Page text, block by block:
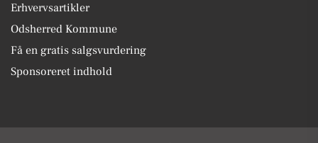
Erhvervsartikler
Odsherred Kommune
Få en gratis salgsvurdering
Sponsoreret indhold